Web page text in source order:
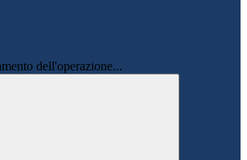
dell'operazione...